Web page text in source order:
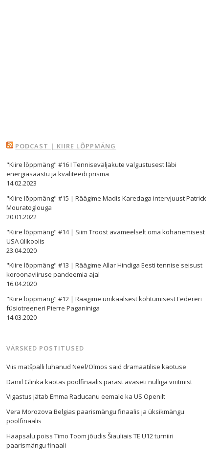
PODCAST | KIIRE LÕPPMÄNG
"Kiire lõppmäng" #16 I Tenniseväljakute valgustusest läbi
energiasäästu ja kvaliteedi prisma
14.02.2023
"Kiire lõppmäng" #15 | Räägime Madis Karedaga intervjuust Patrick
Mouratoglouga
20.01.2022
"Kiire lõppmäng" #14 | Siim Troost avameelselt oma kohanemisest
USA ülikoolis
23.04.2020
"Kiire lõppmäng" #13 | Räägime Allar Hindiga Eesti tennise seisust
koroonaviiruse pandeemia ajal
16.04.2020
"Kiire lõppmäng" #12 | Räägime unikaalsest kohtumisest Federeri
füsiotreeneri Pierre Paganiniga
14.03.2020
VÄRSKED POSTITUSED
Viis matšpalli luhanud Neel/Olmos said dramaatilise kaotuse
Daniil Glinka kaotas poolfinaalis pärast avaseti nulliga võitmist
Vigastus jätab Emma Raducanu eemale ka US Openilt
Vera Morozova Belgias paarismängu finaalis ja üksikmängu
poolfinaalis
Haapsalu poiss Timo Toom jõudis Šiauliais TE U12 turniiri
paarismängu finaali
Navigeerimine